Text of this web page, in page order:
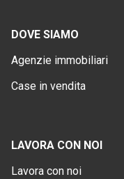
DOVE SIAMO
Agenzie immobiliari
Case in vendita
LAVORA CON NOI
Lavora con noi